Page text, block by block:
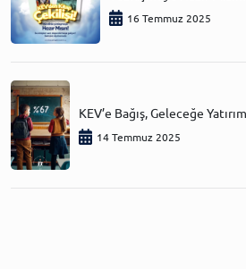
16 Temmuz 2025
KEV’e Bağış, Geleceğe
14 Temmuz 2025